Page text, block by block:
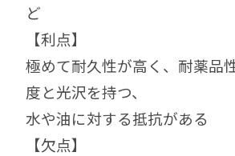
ど
【利点】
極めて耐久性が高く、耐薬品
度と光沢を持つ、
水や油に対する抵抗がある
【欠点】